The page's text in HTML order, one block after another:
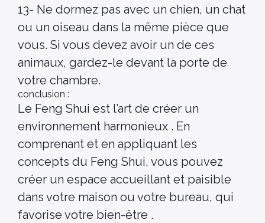
13- Ne dormez pas avec un chien, un chat
ou un oiseau dans la même pièce que
vous. Si vous devez avoir un de ces
animaux, gardez-le devant la porte de
votre chambre.
conclusion :
Le Feng Shui est l’art de créer un
environnement harmonieux . En
comprenant et en appliquant les
concepts du Feng Shui, vous pouvez
créer un espace accueillant et paisible
dans votre maison ou votre bureau, qui
favorise votre bien-être .